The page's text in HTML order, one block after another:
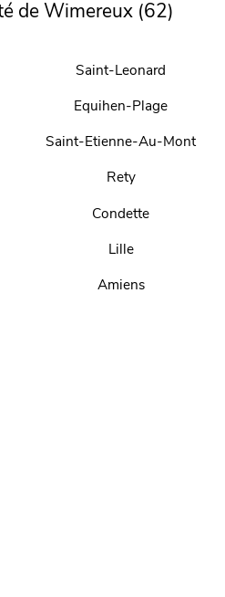
de Wimereux (62)
Saint-Leonard
Equihen-Plage
Saint-Etienne-Au-Mont
Rety
Condette
Lille
Amiens